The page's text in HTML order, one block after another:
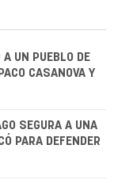
A UN PUEBLO DE
CASANOVA Y
SEGURA A UNA
PARA DEFENDER